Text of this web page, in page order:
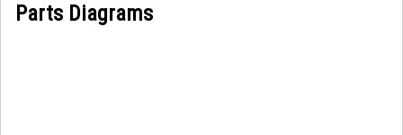
Parts Diagrams